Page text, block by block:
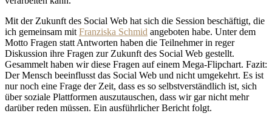
Mit der Zukunft des Social Web hat sich die Session beschäftigt, die
ich gemeinsam mit Franziska Schmid angeboten habe. Unter dem
Motto Fragen statt Antworten haben die Teilnehmer in reger
Diskussion ihre Fragen zur Zukunft des Social Web gestellt.
Gesammelt haben wir diese Fragen auf einem Mega-Flipchart. Fazit:
Der Mensch beeinflusst das Social Web und nicht umgekehrt. Es ist
nur noch eine Frage der Zeit, dass es so selbstverständlich ist, sich
über soziale Plattformen auszutauschen, dass wir gar nicht mehr
darüber reden müssen. Ein ausführlicher Bericht folgt.